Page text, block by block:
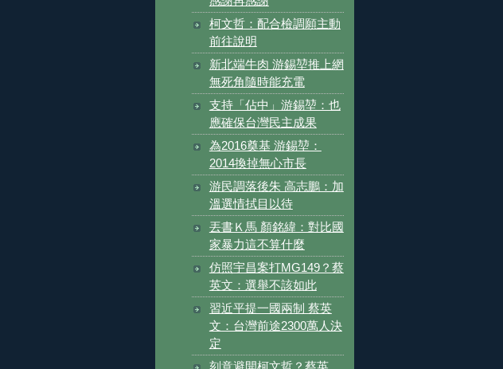
柯文哲：配合檢調願主動
前往說明
新北端牛肉 游錫堃推上網
無死角隨時能充電
支持「佔中」游錫堃：也
應確保台灣民主成果
為2016奠基 游錫堃：
2014換掉無心市長
游民調落後朱 高志鵬：加
溫選情拭目以待
丟書Ｋ馬 顏銘緯：對比國
家暴力這不算什麼
仿照宇昌案打MG149？蔡
英文：選舉不該如此
習近平提一國兩制 蔡英
文：台灣前途2300萬人決
定